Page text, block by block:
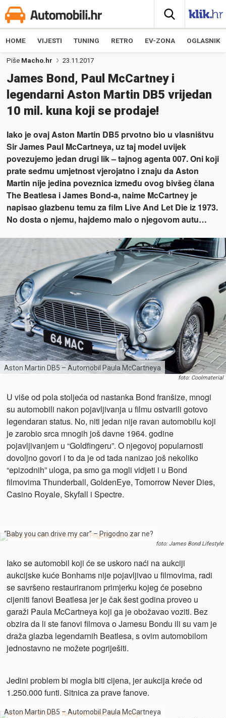
HOME VIJESTI TUNING RETRO EV-ZONA OGLASNIK
Piše Macho.hr 23.11.2017
James Bond, Paul McCartney i
legendarni Aston Martin DB5 vrijedan
10 mil. kuna koji se prodaje!
Iako je ovaj Aston Martin DB5 prvotno bio u vlasništvu
Sir James Paul McCartneya, uz taj model uvijek
povezujemo jedan drugi lik – tajnog agenta 007. Oni koji
prate sedmu umjetnost vjerojatno i znaju da Aston
Martin nije jedina poveznica između ovog bivšeg člana
The Beatlesa i James Bond-a, naime McCartney je
napisao glazbenu temu za film Live And Let Die iz 1973.
No dosta o njemu, hajdemo malo o njegovom autu…
Aston Martin DB5 – Automobil Paula McCartneya
foto: Coolmaterial
U više od pola stoljeća od nastanka Bond franšize, mnogi
su automobili nakon pojavljivanja u filmu ostvarili gotovo
legendaran status. No, niti jedan nije ravan automobilu koji
je zarobio srca mnogih još davne 1964. godine
pojavljivanjem u “Goldfingeru”. O njegovoj popularnosti
dovoljno govori i to da je od tada nanizao još nekoliko
“epizodnih” uloga, pa smo ga mogli vidjeti i u Bond
filmovima Thunderball, GoldenEye, Tomorrow Never Dies,
Casino Royale, Skyfall i Spectre.
“Baby you can drive my car” – Prigodno zar ne?
foto: James Bond Lifestyle
Iako se automobil koji će se uskoro naći na aukciji
aukcijske kuće Bonhams nije pojavljivao u filmovima, radi
se savršeno restauriranom primjerku kojeg će posebno
cijeniti fanovi Beatlesa jer je čak šest godina proveo u
garaži Paula McCartneya koji ga je obožavao voziti. Bez
obzira da li ste fanovi filmova o Jamesu Bondu ili su vam je
draža glazba legendarnih Beatlesa, s ovim automobilom
jednostavno ne možete pogriješiti.
Jedini problem bi mogla biti cijena, jer aukcija kreće od
1.250.000 funti. Sitnica za prave fanove.
Aston Martin DB5 – Automobil Paula McCartneya